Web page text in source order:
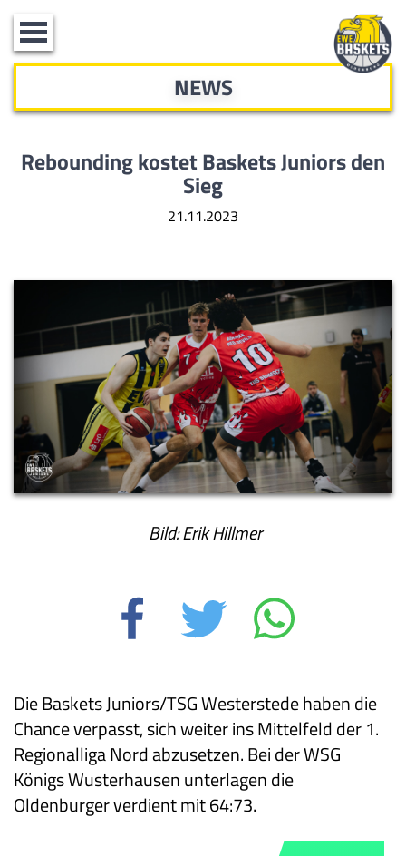
Toggle
navigation
NEWS
Rebounding kostet Baskets Juniors den
Sieg
21.11.2023
Bild: Erik Hillmer
Die Baskets Juniors/TSG Westerstede haben die
Chance verpasst, sich weiter ins Mittelfeld der 1.
Regionalliga Nord abzusetzen. Bei der WSG
Königs Wusterhausen unterlagen die
Oldenburger verdient mit 64:73.